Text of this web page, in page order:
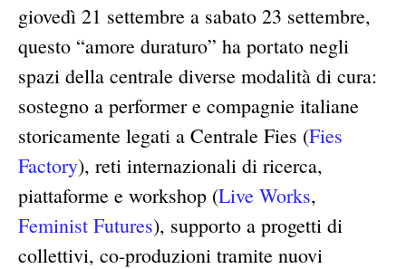
giovedì 21 settembre a sabato 23 settembre,
questo “amore duraturo” ha portato negli
spazi della centrale diverse modalità di cura:
sostegno a performer e compagnie italiane
storicamente legati a Centrale Fies (Fies
Factory), reti internazionali di ricerca,
piattaforme e workshop (Live Works,
Feminist Futures), supporto a progetti di
collettivi, co-produzioni tramite nuovi